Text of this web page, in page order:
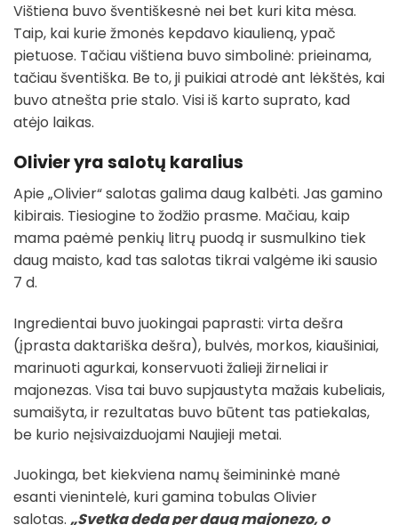
Vištiena buvo šventiškesnė nei bet kuri kita mėsa.
Taip, kai kurie žmonės kepdavo kiaulieną, ypač
pietuose. Tačiau vištiena buvo simbolinė: prieinama,
tačiau šventiška. Be to, ji puikiai atrodė ant lėkštės, kai
buvo atnešta prie stalo. Visi iš karto suprato, kad
atėjo laikas.
Olivier yra salotų karalius
Apie „Olivier“ salotas galima daug kalbėti. Jas gamino
kibirais. Tiesiogine to žodžio prasme. Mačiau, kaip
mama paėmė penkių litrų puodą ir susmulkino tiek
daug maisto, kad tas salotas tikrai valgėme iki sausio
7 d.
Ingredientai buvo juokingai paprasti: virta dešra
(įprasta daktariška dešra), bulvės, morkos, kiaušiniai,
marinuoti agurkai, konservuoti žalieji žirneliai ir
majonezas. Visa tai buvo supjaustyta mažais kubeliais,
sumaišyta, ir rezultatas buvo būtent tas patiekalas,
be kurio neįsivaizduojami Naujieji metai.
Juokinga, bet kiekviena namų šeimininkė manė
esanti vienintelė, kuri gamina tobulas Olivier
salotas. „Svetka deda per daug majonezo, o